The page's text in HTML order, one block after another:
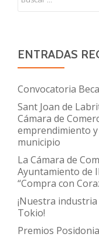
ENTRADAS
Convocatoria
Sant Joan de
Cámara de
emprendimiento
municipio
La Cámara de
Ayuntamiento de
“Compra con
¡Nuestra
Tokio!
Premios